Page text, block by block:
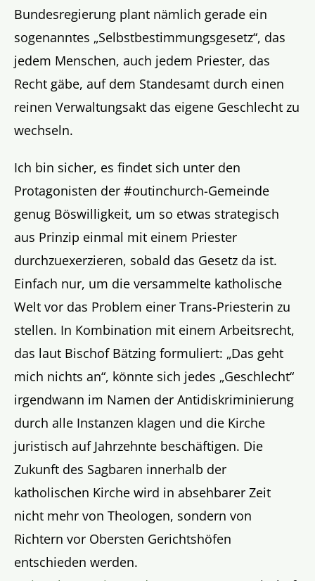
Bundesregierung plant nämlich gerade ein
sogenanntes „Selbstbestimmungsgesetz“, das
jedem Menschen, auch jedem Priester, das
Recht gäbe, auf dem Standesamt durch einen
reinen Verwaltungsakt das eigene Geschlecht zu
wechseln.
Ich bin sicher, es findet sich unter den
Protagonisten der #outinchurch-Gemeinde
genug Böswilligkeit, um so etwas strategisch
aus Prinzip einmal mit einem Priester
durchzuexerzieren, sobald das Gesetz da ist.
Einfach nur, um die versammelte katholische
Welt vor das Problem einer Trans-Priesterin zu
stellen. In Kombination mit einem Arbeitsrecht,
das laut Bischof Bätzing formuliert: „Das geht
mich nichts an“, könnte sich jedes „Geschlecht“
irgendwann im Namen der Antidiskriminierung
durch alle Instanzen klagen und die Kirche
juristisch auf Jahrzehnte beschäftigen. Die
Zukunft des Sagbaren innerhalb der
katholischen Kirche wird in absehbarer Zeit
nicht mehr von Theologen, sondern von
Richtern vor Obersten Gerichtshöfen
entschieden werden.